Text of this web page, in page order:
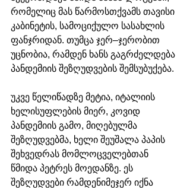
რომელიც მას წარმოსთქვამს თავისი
კაბინეტის, სამოციქულო სასახლის
ფანჯრიდან. თუმცა ჯერ–ჯერობით
უცნობია, რამდენ ხანს გაგრძელდება
პანდემიის შეზღუდვების შემსუბუქება.
უკვე წელიწადზე მეტია, იტალიის
ხელისუფლების მიერ, კოვიდ
პანდემიის გამო, მიღებულმა
შეზღუდვებმა, ხელი შეუშალა პაპის
შეხვედრას მომლოცველებთან
წმიდა პეტრეს მოედანზე. ეს
შეზღუდვები რამდენიმეჯერ იქნა